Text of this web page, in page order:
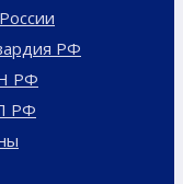
РФ
РФ
РФ